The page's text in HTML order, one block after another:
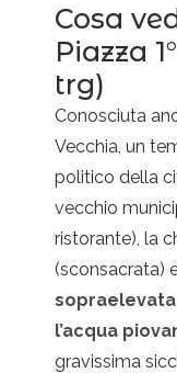
Cosa
Piazza
trg)
Conosciuta
Vecchia, un
politico della
vecchio
ristorante), la
(sconsacrata)
l’acqua
gravissima